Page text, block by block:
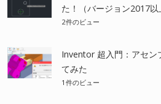
た！（バージョン2017以
2件のビュー
Inventor 超入門：アセン
てみた
1件のビュー